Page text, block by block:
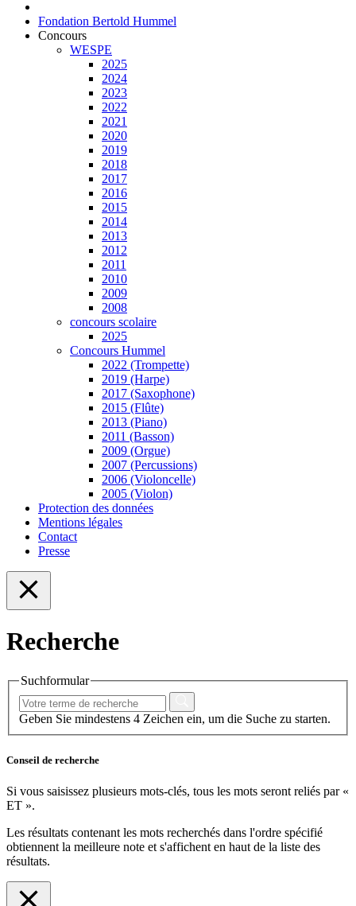
Fondation Bertold Hummel
Concours
WESPE
2025
2024
2023
2022
2021
2020
2019
2018
2017
2016
2015
2014
2013
2012
2011
2010
2009
2008
concours scolaire
2025
Concours Hummel
2022 (Trompette)
2019 (Harpe)
2017 (Saxophone)
2015 (Flûte)
2013 (Piano)
2011 (Basson)
2009 (Orgue)
2007 (Percussions)
2006 (Violoncelle)
2005 (Violon)
Protection des données
Mentions légales
Contact
Presse
Recherche
Suchformular
Geben Sie mindestens 4 Zeichen ein, um die Suche zu starten.
Conseil de recherche
Si vous saisissez plusieurs mots-clés, tous les mots seront reliés par «
ET ».
Les résultats contenant les mots recherchés dans l'ordre spécifié
obtiennent la meilleure note et s'affichent en haut de la liste des
résultats.